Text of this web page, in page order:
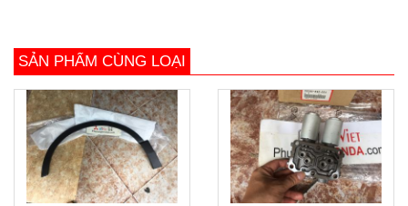
SẢN PHẨM CÙNG LOẠI
prev next